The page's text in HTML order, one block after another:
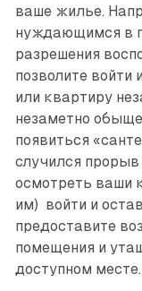
ваше жилье.
нуждающимся в
разрешения
позволите войти
или квартиру
незаметно
появиться
случился
осмотреть ваши
им) войти и
предоставите
помещения и
доступном месте.